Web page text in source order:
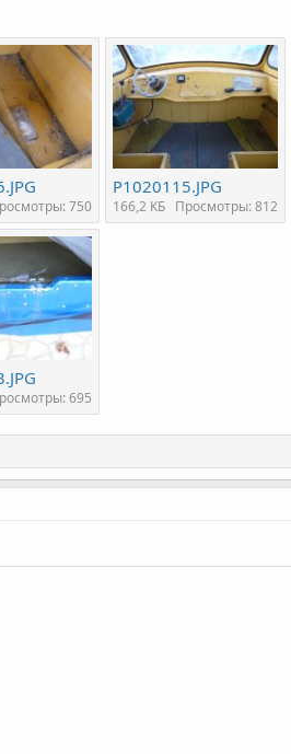
750
P1020115.JPG
166,2 КБ Просмотры: 812
695